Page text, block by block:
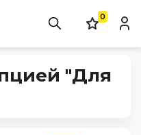
0
"Для